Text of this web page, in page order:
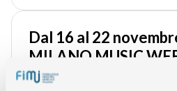
Dal 16 al 22
MILANO MUSIC
Direzione Artistica di